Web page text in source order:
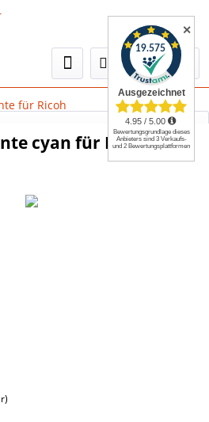
Select Language▼
für Ricoh
cyan für Ricoh GC-
✕